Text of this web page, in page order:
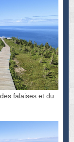
falaises et du